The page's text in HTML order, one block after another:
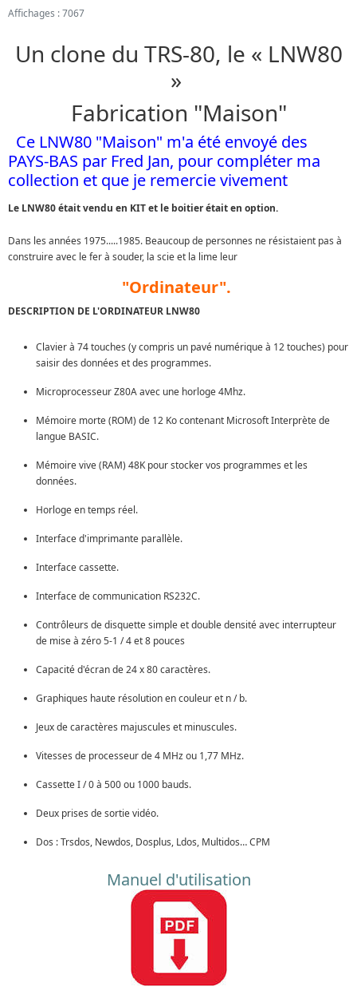
Affichages : 7067
Un clone du TRS-80, le « LNW80
»
Fabrication "Maison"
Ce LNW80 "Maison" m'a été envoyé des
PAYS-BAS par Fred Jan, pour compléter ma
collection et que je remercie vivement
Le LNW80 était vendu en KIT et le boitier était en option.
Dans les années 1975.....1985. Beaucoup de personnes ne résistaient pas à
construire avec le fer à souder, la scie et la lime leur
"Ordinateur".
DESCRIPTION DE L'ORDINATEUR LNW80
Clavier à 74 touches (y compris un pavé numérique à 12 touches) pour
saisir des données et des programmes.
Microprocesseur Z80A avec une horloge 4Mhz.
Mémoire morte (ROM) de 12 Ko contenant Microsoft Interprète de
langue BASIC.
Mémoire vive (RAM) 48K pour stocker vos programmes et les
données.
Horloge en temps réel.
Interface d'imprimante parallèle.
Interface cassette.
Interface de communication RS232C.
Contrôleurs de disquette simple et double densité avec interrupteur
de mise à zéro 5-1 / 4 et 8 pouces
Capacité d'écran de 24 x 80 caractères.
Graphiques haute résolution en couleur et n / b.
Jeux de caractères majuscules et minuscules.
Vitesses de processeur de 4 MHz ou 1,77 MHz.
Cassette I / 0 à 500 ou 1000 bauds.
Deux prises de sortie vidéo.
Dos : Trsdos, Newdos, Dosplus, Ldos, Multidos… CPM
Manuel d'utilisation